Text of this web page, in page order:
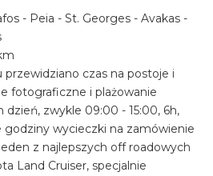
- Peia - St. Georges - Avakas -
przewidziano czas na postoje i
fotograficzne i plażowanie
dzień, zwykle 09:00 - 15:00, 6h,
wycieczki na zamówienie
z najlepszych off roadowych
Land Cruiser, specjalnie